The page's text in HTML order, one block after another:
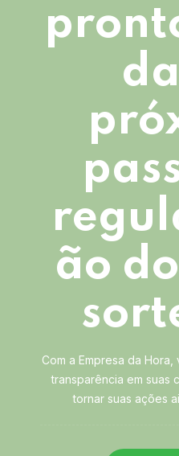
ão
Com a Empresa da
transparência em suas
tornar suas ações